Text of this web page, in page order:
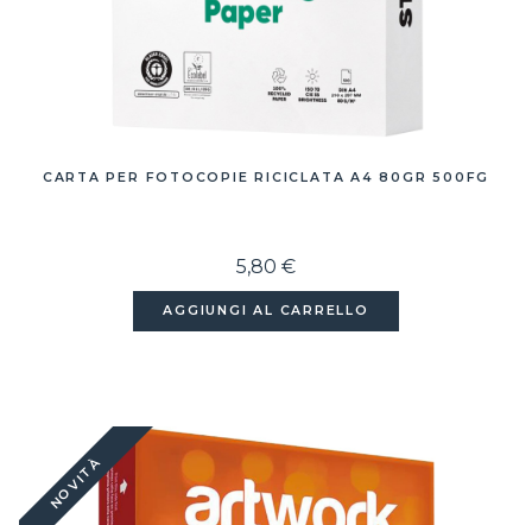
CARTA PER FOTOCOPIE RICICLATA A4 80GR 500FG
5,80 €
AGGIUNGI AL CARRELLO
NOVITÀ